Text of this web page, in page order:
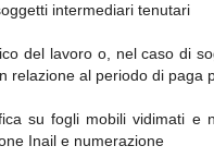
intermediari tenutari
del lavoro o, nel caso di
relazione al periodo di paga
su fogli mobili vidimati e
Inail e numerazione